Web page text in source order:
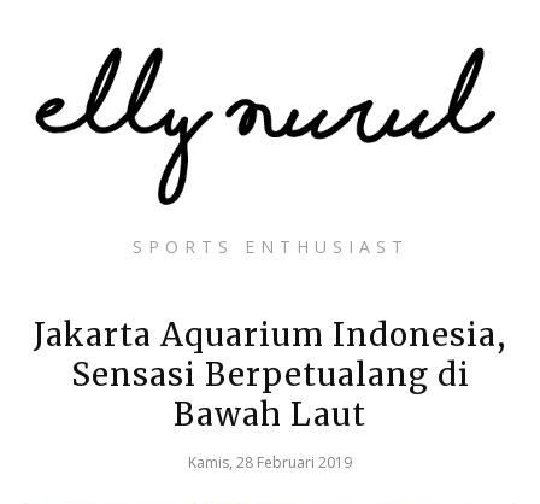
SPORTS ENTHUSIAST
Jakarta Aquarium Indonesia,
Sensasi Berpetualang di
Bawah Laut
Kamis, 28 Februari 2019